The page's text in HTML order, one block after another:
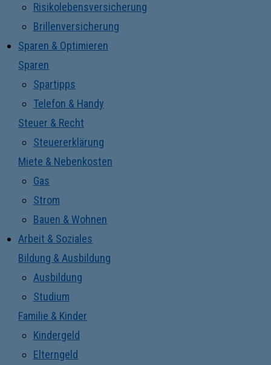
Risikolebensversicherung
Brillenversicherung
Sparen & Optimieren
Sparen
Spartipps
Telefon & Handy
Steuer & Recht
Steuererklärung
Miete & Nebenkosten
Gas
Strom
Bauen & Wohnen
Arbeit & Soziales
Bildung & Ausbildung
Ausbildung
Studium
Familie & Kinder
Kindergeld
Elterngeld